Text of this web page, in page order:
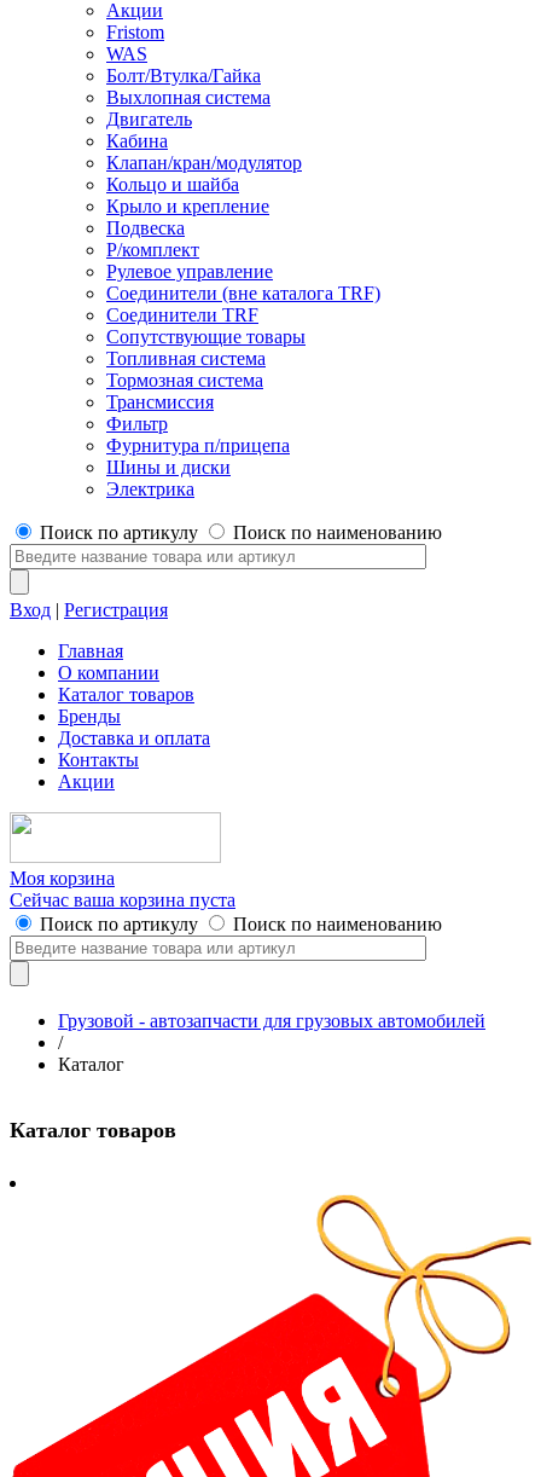
Акции
Fristom
WAS
Болт/Втулка/Гайка
Выхлопная система
Двигатель
Кабина
Клапан/кран/модулятор
Кольцо и шайба
Крыло и крепление
Подвеска
Р/комплект
Рулевое управление
Соединители (вне каталога TRF)
Соединители TRF
Сопутствующие товары
Топливная система
Тормозная система
Трансмиссия
Фильтр
Фурнитура п/прицепа
Шины и диски
Электрика
Поиск по артикулу Поиск по наименованию
Вход | Регистрация
Главная
О компании
Каталог товаров
Бренды
Доставка и оплата
Контакты
Акции
Моя корзина
Сейчас ваша корзина пуста
Поиск по артикулу
Поиск по наименованию
Грузовой - автозапчасти для грузовых автомобилей
/
Каталог
Каталог товаров